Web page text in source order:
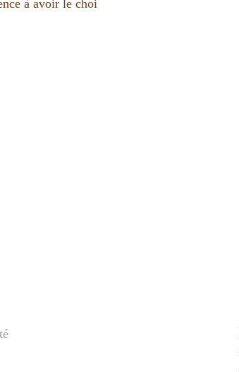
à avoir le choi